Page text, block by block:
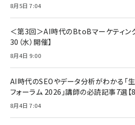
Amazonランキングを
Anker Soundcore
全ワイヤレスイヤホン/
ング/マルチポイント接
Anker PowerLine III
ケーブル Anker絡まな
ド付き USB PD対応
17 / 16 / 15 / Galaxy
キャンペーン】
￥4,857
8月5日 7:04
＜第3回＞AI時代のBtoBマーケティング
30（水）開催】
8月4日 9:00
AI時代のSEOやデータ分析がわかる「
フォーラム 2026」講師の必読記事7選【
8月4日 7:04